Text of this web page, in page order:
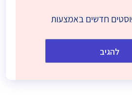
חדשים באמצעות